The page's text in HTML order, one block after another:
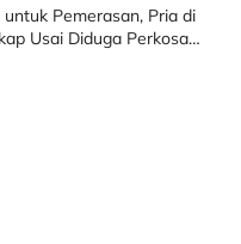
Pemerasan, Pria di
Usai Diduga Perkosa